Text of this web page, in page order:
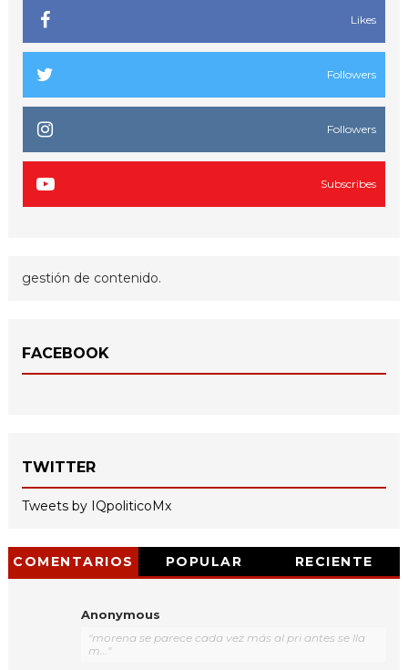
Likes
Followers
Followers
Subscribes
gestión de contenido.
FACEBOOK
TWITTER
Tweets by IQpoliticoMx
COMENTARIOS POPULAR RECIENTE
Anonymous
"morena se parece cada vez más al pri antes se lla
m..."